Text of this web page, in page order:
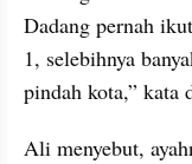
Dadang pernah
1, selebihnya
pindah kota,” kata
Ali menyebut,